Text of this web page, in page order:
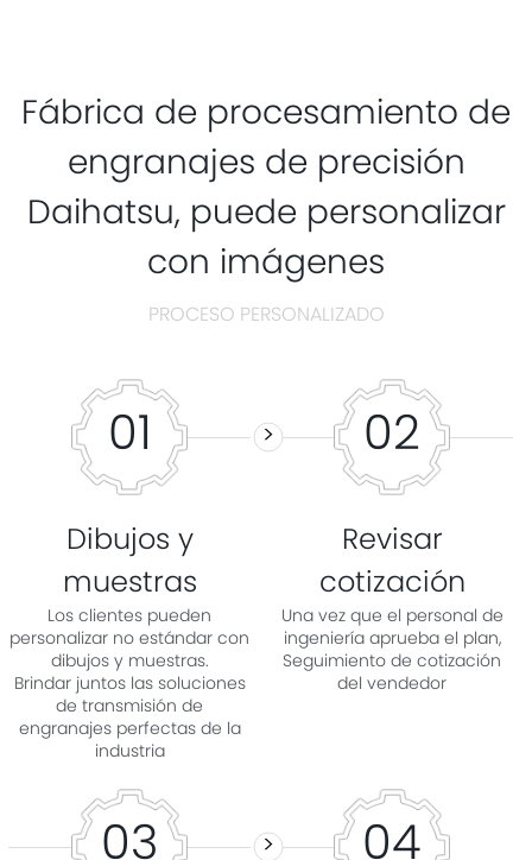
Fábrica de procesamiento de
engranajes de precisión
Daihatsu, puede personalizar
con imágenes
PROCESO PERSONALIZADO
01 >
Dibujos y
muestras
Los clientes pueden
personalizar no estándar con
dibujos y muestras.
Brindar juntos las soluciones
de transmisión de
engranajes perfectas de la
industria
02
Revisar
cotización
Una vez que el personal de
ingeniería aprueba el plan,
Seguimiento de cotización
del vendedor
>